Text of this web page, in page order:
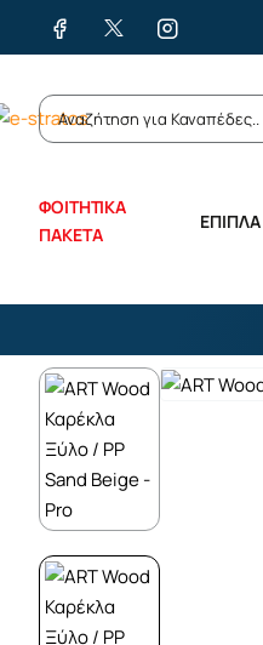
ΦΟΙΤΗΤΙΚΑ
ΠΑΚΕΤΑ
ΕΠΙΠΛΑ